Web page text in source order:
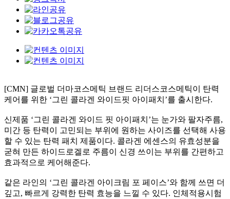
[CMN] 글로벌 더마코스메틱 브랜드 리더스코스메틱이 탄력
케어를 위한 ‘그린 콜라겐 와이드핏 아이패치’를 출시한다.
신제품 ‘그린 콜라겐 와이드 핏 아이패치’는 눈가와 팔자주름,
미간 등 탄력이 고민되는 부위에 원하는 사이즈를 선택해 사용
할 수 있는 탄력 패치 제품이다. 콜라겐 에센스의 유효성분을
굳혀 만든 하이드로겔로 주름이 신경 쓰이는 부위를 간편하고
효과적으로 케어해준다.
같은 라인의 ‘그린 콜라겐 아이크림 포 페이스’와 함께 쓰면 더
깊고, 빠르게 강력한 탄력 효능을 느낄 수 있다. 인체적용시험